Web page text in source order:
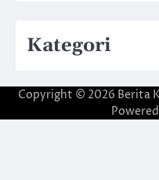
Kategori
Copyright © 2026 Berita